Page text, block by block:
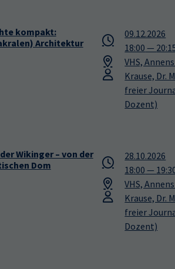
kompakt:
Architektur
09.12.2026
18:00 —
VHS,
Krause, Dr.
freier
Dozent)
Wikinger – von der
Dom
28.10.2026
18:00 —
VHS,
Krause, Dr.
freier
Dozent)